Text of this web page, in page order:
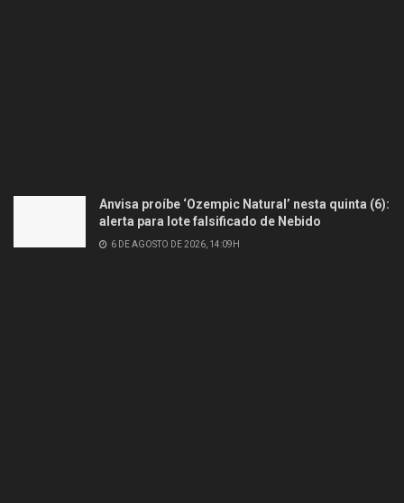
Anvisa proíbe ‘Ozempic Natural’ nesta quinta (6):
alerta para lote falsificado de Nebido
6 DE AGOSTO DE 2026, 14:09H